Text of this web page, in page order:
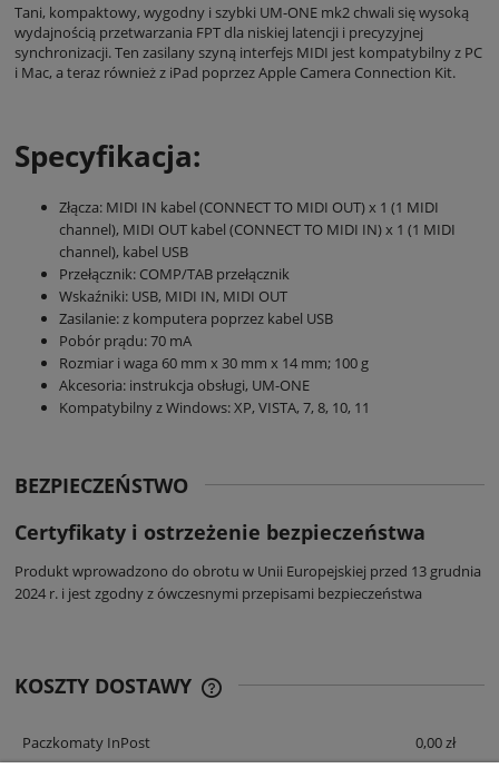
Tani, kompaktowy, wygodny i szybki UM-ONE mk2 chwali się wysoką
wydajnością przetwarzania FPT dla niskiej latencji i precyzyjnej
synchronizacji. Ten zasilany szyną interfejs MIDI jest kompatybilny z PC
i Mac, a teraz również z iPad poprzez Apple Camera Connection Kit.
Specyfikacja:
Złącza: MIDI IN kabel (CONNECT TO MIDI OUT) x 1 (1 MIDI
channel), MIDI OUT kabel (CONNECT TO MIDI IN) x 1 (1 MIDI
channel), kabel USB
Przełącznik: COMP/TAB przełącznik
Wskaźniki: USB, MIDI IN, MIDI OUT
Zasilanie: z komputera poprzez kabel USB
Pobór prądu: 70 mA
Rozmiar i waga 60 mm x 30 mm x 14 mm; 100 g
Akcesoria: instrukcja obsługi, UM-ONE
Kompatybilny z Windows: XP, VISTA, 7, 8, 10, 11
BEZPIECZEŃSTWO
Certyfikaty i ostrzeżenie bezpieczeństwa
Produkt wprowadzono do obrotu w Unii Europejskiej przed 13 grudnia
2024 r. i jest zgodny z ówczesnymi przepisami bezpieczeństwa
KOSZTY DOSTAWY
Paczkomaty InPost
0,00 zł